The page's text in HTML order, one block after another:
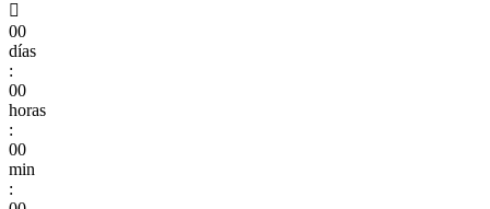

00
días
:
00
horas
:
00
min
: